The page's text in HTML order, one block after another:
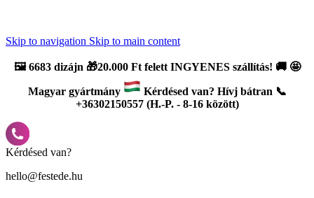
Skip to navigation Skip to main content
🖼️6683 dizájn 🎁20.000 Ft felett INGYENES szállítás! 🚚 🤩
Magyar gyártmány
Kérdésed van? Hívj bátran 📞
+36302150557 (H.-P. - 8-16 között)
Kérdésed van?
hello@festede.hu